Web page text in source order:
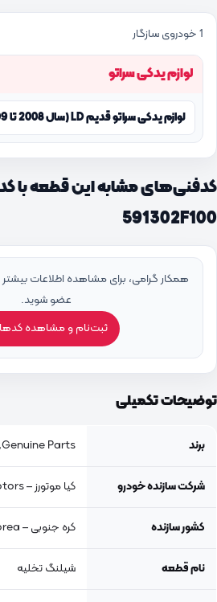
1 خودروی سازگار
لوازم یدکی سراتو
لوازم یدکی سراتو قدیم LD (سال 2008 تا 2009)
کدفنی‌های مشابه این قطعه با
591302F100
همکار گرامی، برای مشاهده اطلاعات
عضو شوید.
ثبت‌نام و مشاهده کدها
توضیحات تکمیلی
برند Genuine Parts, اصلی جنیون پارت
شرکت سازنده خودرو کیا موتورز – Kia Motors
کشور سازنده کره جنوبی – South Korea
نام قطعه شیلنگ تخلیه